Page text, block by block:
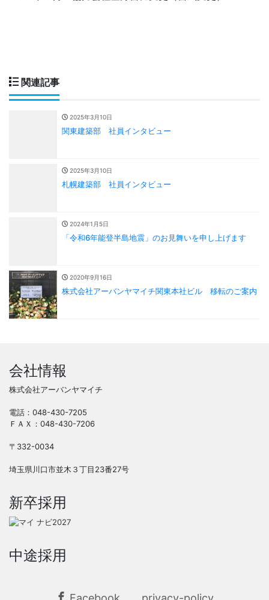
関連記事
2025年3月10日
関東建築部 社員インタビュー
2025年3月10日
札幌建築部 社員インタビュー
2024年1月5日
「令和6年能登半島地震」のお見舞いを申し上げます
2020年9月16日
株式会社アーバンヤマイチ関東本社ビル 移転のご案内
会社情報
株式会社アーバンヤマイチ
電話：048-430-7205
ＦＡＸ：048-430-7206
〒332-0034
埼玉県川口市並木３丁目23番27号
新卒採用
中途採用